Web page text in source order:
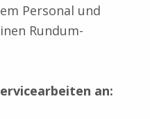
Personal und
Rundum-
an: